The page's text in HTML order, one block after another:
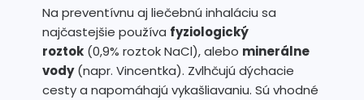
Na preventívnu aj liečebnú inhaláciu sa
najčastejšie používa fyziologický
roztok (0,9% roztok NaCl), alebo minerálne
vody(napr. Vincentka). Zvlhčujú dýchacie
cesty a napomáhajú vykašliavaniu. Sú vhodné